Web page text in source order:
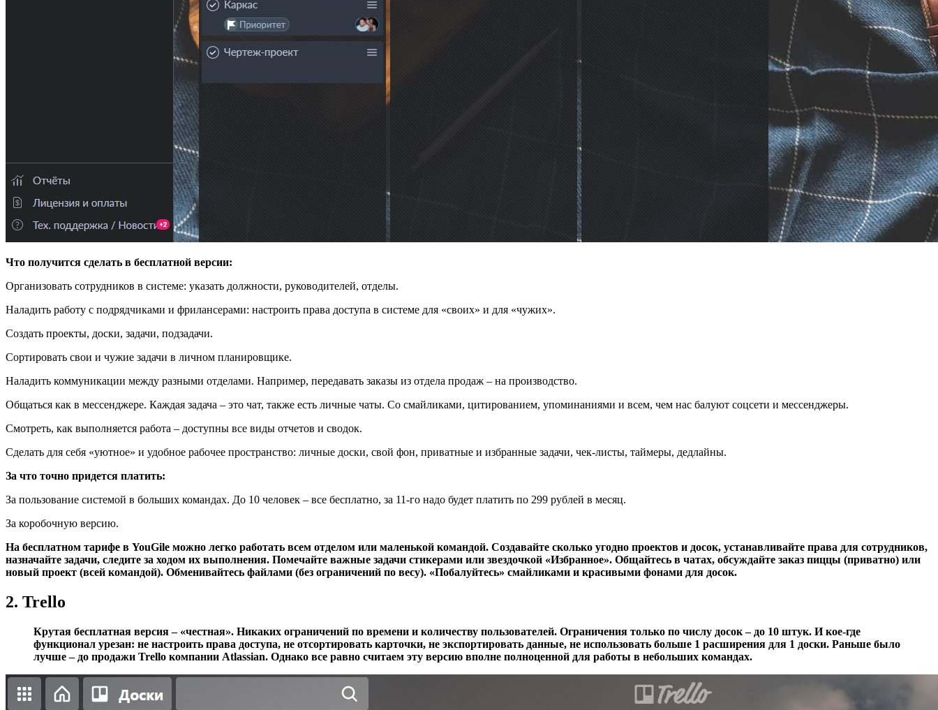
Что получится сделать в бесплатной версии:
Организовать сотрудников в системе: указать должности, руководителей, отделы.
Наладить работу с подрядчиками и фрилансерами: настроить права доступа в системе для «своих» и для «чужих».
Создать проекты, доски, задачи, подзадачи.
Сортировать свои и чужие задачи в личном планировщике.
Наладить коммуникации между разными отделами. Например, передавать заказы из отдела продаж – на производство.
Общаться как в мессенджере. Каждая задача – это чат, также есть личные чаты. Со смайликами, цитированием, упоминаниями и всем, чем нас балуют соцсети и мессенджеры.
Смотреть, как выполняется работа – доступны все виды отчетов и сводок.
Сделать для себя «уютное» и удобное рабочее пространство: личные доски, свой фон, приватные и избранные задачи, чек-листы, таймеры, дедлайны.
За что точно придется платить:
За пользование системой в больших командах. До 10 человек – все бесплатно, за 11-го надо будет платить по 299 рублей в месяц.
За коробочную версию.
На бесплатном тарифе в YouGile можно легко работать всем отделом или маленькой командой. Создавайте сколько угодно проектов и досок, устанавливайте права для сотрудников,
назначайте задачи, следите за ходом их выполнения. Помечайте важные задачи стикерами или звездочкой «Избранное». Общайтесь в чатах, обсуждайте заказ пиццы (приватно) или
новый проект (всей командой). Обменивайтесь файлами (без ограничений по весу). «Побалуйтесь» смайликами и красивыми фонами для досок.
2. Trello
Крутая бесплатная версия – «честная». Никаких ограничений по времени и количеству пользователей. Ограничения только по числу досок – до 10 штук. И кое-где
функционал урезан: не настроить права доступа, не отсортировать карточки, не экспортировать данные, не использовать больше 1 расширения для 1 доски. Раньше было
лучше – до продажи Trello компании Atlassian. Однако все равно считаем эту версию вполне полноценной для работы в небольших командах.